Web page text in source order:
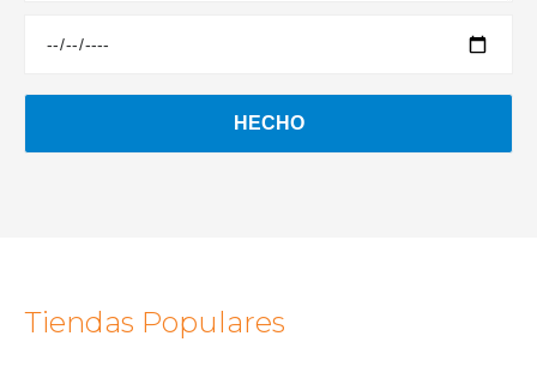
Tiendas Populares